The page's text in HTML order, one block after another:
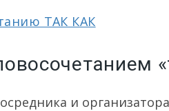
ТАК КАК
и